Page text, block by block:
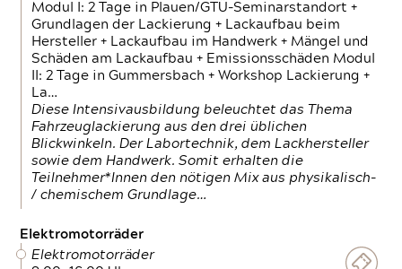
Modul I: 2 Tage in Plauen/GTÜ-Seminarstandort +
Grundlagen der Lackierung + Lackaufbau beim
Hersteller + Lackaufbau im Handwerk + Mängel und
Schäden am Lackaufbau + Emissionsschäden Modul
II: 2 Tage in Gummersbach + Workshop Lackierung +
La…
Diese Intensivausbildung beleuchtet das Thema
Fahrzeuglackierung aus den drei üblichen
Blickwinkeln. Der Labortechnik, dem Lackhersteller
sowie dem Handwerk. Somit erhalten die
Teilnehmer*Innen den nötigen Mix aus physikalisch-
/ chemischem Grundlage…
Elektromotorräder
Elektromotorräder